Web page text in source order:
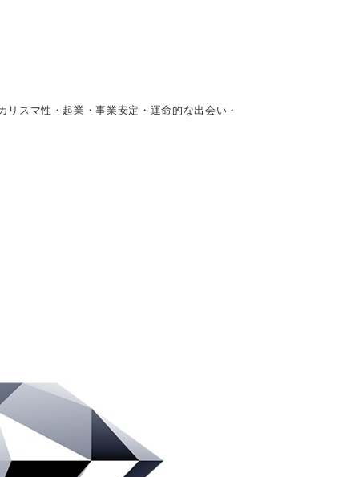
スマ性・起業・事業安定・運命的な出会い・